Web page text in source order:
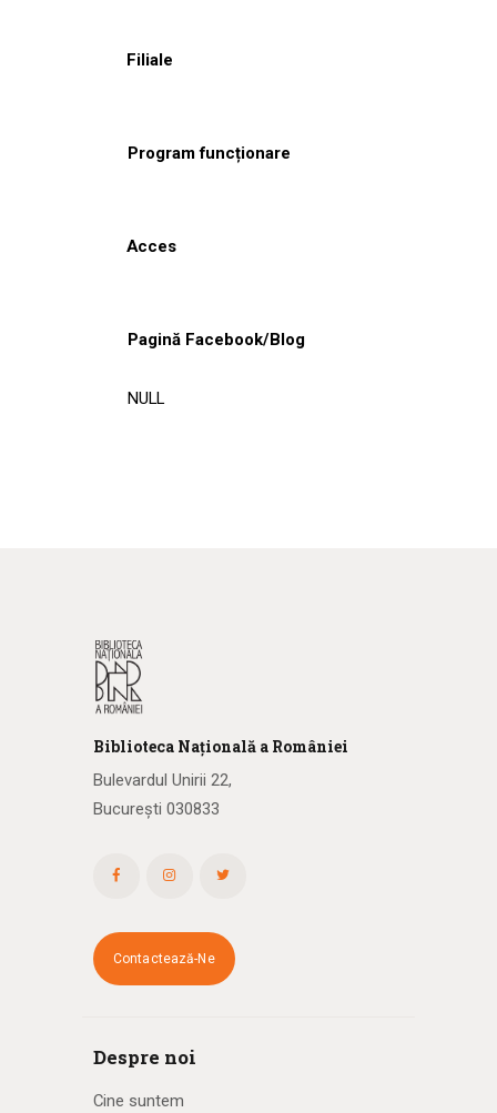
Filiale
Program funcționare
Acces
Pagină Facebook/Blog
NULL
Biblioteca Națională a României
Bulevardul Unirii 22,
București 030833
Contactează-Ne
Despre noi
Cine suntem